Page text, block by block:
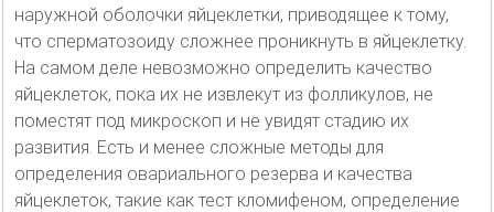
наружной оболочки яйцеклетки, приводящее к тому,
что сперматозоиду сложнее проникнуть в яйцеклетку.
На самом деле невозможно определить качество
яйцеклеток, пока их не извлекут из фолликулов, не
поместят под микроскоп и не увидят стадию их
развития. Есть и менее сложные методы для
определения овариального резерва и качества
яйцеклеток, такие как тест кломифеном, определение